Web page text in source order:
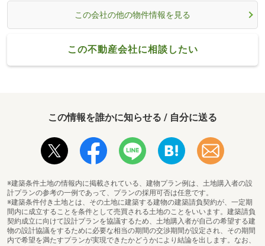
この会社の他の物件情報を見る
この不動産会社に相談したい
この情報を誰かに知らせる / 自分に送る
※建築条件土地の情報内に掲載されている、建物プラン例は、土地購入者の設
計プランの参考の一例であって、プランの採用可否は任意です。
※建築条件付き土地とは、その土地に建築する建物の建築請負契約が、一定期
間内に成立することを条件として売買される土地のことをいいます。建築請負
契約成立に向けて設計プランを協議するため、土地購入者が自己の希望する建
物の設計協議をするために必要な相当の期間の交渉期間が設定され、その期間
内で希望を満たすプランが実現できたかどうかにより結論を出します。なお、